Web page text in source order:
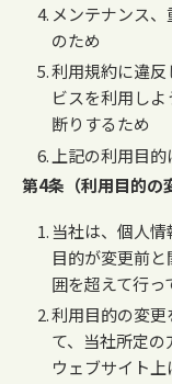
メンテナンス
のため
利用規約に違
ビスを利用し
断りするため
上記の利用目
第4条（利用目的の
当社は、個人
目的が変更前
囲を超えて行っ
利用目的の変
て、当社所定
ウェブサイト上